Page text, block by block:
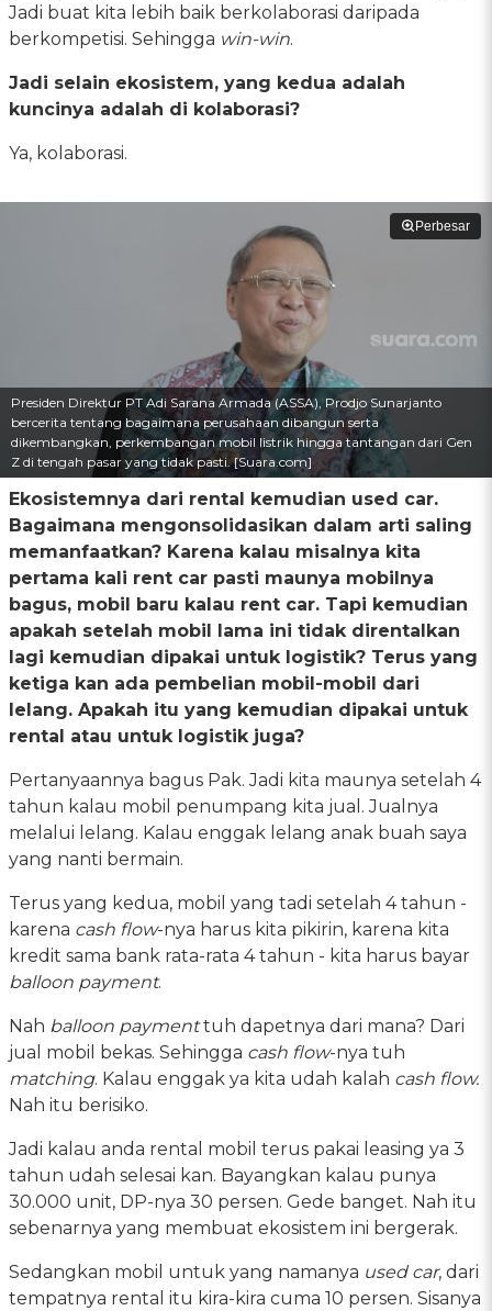
Jadi buat kita lebih baik berkolaborasi daripada
berkompetisi. Sehingga win-win.
Jadi selain ekosistem, yang kedua adalah
kuncinya adalah di kolaborasi?
Ya, kolaborasi.
Perbesar
Presiden Direktur PT Adi Sarana Armada (ASSA), Prodjo Sunarjanto
bercerita tentang bagaimana perusahaan dibangun serta
dikembangkan, perkembangan mobil listrik hingga tantangan dari Gen
Z di tengah pasar yang tidak pasti. [Suara.com]
Ekosistemnya dari rental kemudian used car.
Bagaimana mengonsolidasikan dalam arti saling
memanfaatkan? Karena kalau misalnya kita
pertama kali rent car pasti maunya mobilnya
bagus, mobil baru kalau rent car. Tapi kemudian
apakah setelah mobil lama ini tidak direntalkan
lagi kemudian dipakai untuk logistik? Terus yang
ketiga kan ada pembelian mobil-mobil dari
lelang. Apakah itu yang kemudian dipakai untuk
rental atau untuk logistik juga?
Pertanyaannya bagus Pak. Jadi kita maunya setelah 4
tahun kalau mobil penumpang kita jual. Jualnya
melalui lelang. Kalau enggak lelang anak buah saya
yang nanti bermain.
Terus yang kedua, mobil yang tadi setelah 4 tahun -
karena cash flow-nya harus kita pikirin, karena kita
kredit sama bank rata-rata 4 tahun - kita harus bayar
balloon payment.
Nah balloon paymenttuh dapetnya dari mana? Dari
jual mobil bekas. Sehingga cash flow-nya tuh
matching. Kalau enggak ya kita udah kalah cash flow.
Nah itu berisiko.
Jadi kalau anda rental mobil terus pakai leasing ya 3
tahun udah selesai kan. Bayangkan kalau punya
30.000 unit, DP-nya 30 persen. Gede banget. Nah itu
sebenarnya yang membuat ekosistem ini bergerak.
Sedangkan mobil untuk yang namanya used car, dari
tempatnya rental itu kira-kira cuma 10 persen. Sisanya